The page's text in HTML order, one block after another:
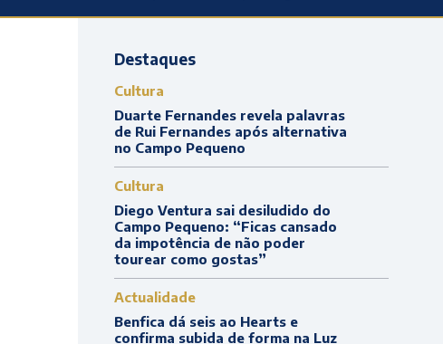
Destaques
Cultura
Duarte Fernandes revela palavras
de Rui Fernandes após alternativa
no Campo Pequeno
Cultura
Diego Ventura sai desiludido do
Campo Pequeno: “Ficas cansado
da impotência de não poder
tourear como gostas”
Actualidade
Benfica dá seis ao Hearts e
confirma subida de forma na Luz